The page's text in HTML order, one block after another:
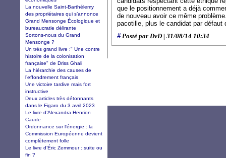
que le positionnement a déjà
de nouveau avoir ce même
pacotille, plus le candidat par défaut
#Posté par DvD | 31/08/14 10:34
La nouvelle Saint-Barthélemy
des propriétaires qui s’annonce
Grand Mensonge Écologique et
bureaucratie délirante
Sortons-nous du Grand
Mensonge ?
Un très grand livre :" Une contre
histoire de la colonisation
française" de Driss Ghali
La hiérarchie des causes de
l’effondrement français
Une victoire tardive mais fort
instructive
Deux articles très détonnants
dans le Figaro du 3 avril 2023
Le livre d’Alexandra Henrion
Caude
Ordonnance sur l'énergie : la
Commission Européenne devient
complètement folle
Le livre d’Éric Zemmour : suite ou
fin ?